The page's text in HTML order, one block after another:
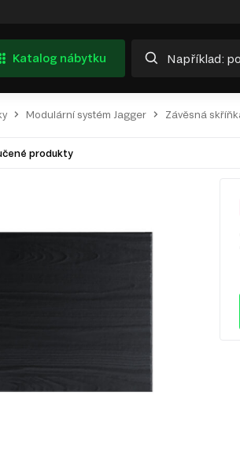
Katalog nábytku
Modulární systém Jagger Závěsná
produkty